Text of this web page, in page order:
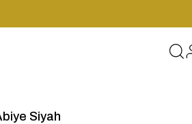
Siyah